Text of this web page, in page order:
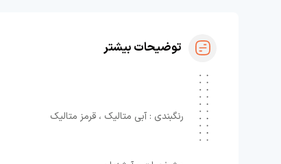
توضیحات بیشتر
رنگبندی : آبی متالیک ، قرمز متالیک